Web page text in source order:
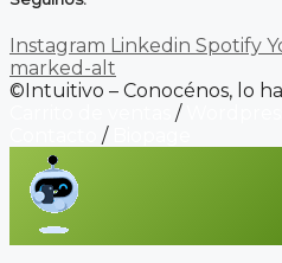
Instagram Linkedin Spotify
marked-alt
©Intuitivo – Conocénos, lo
/
/